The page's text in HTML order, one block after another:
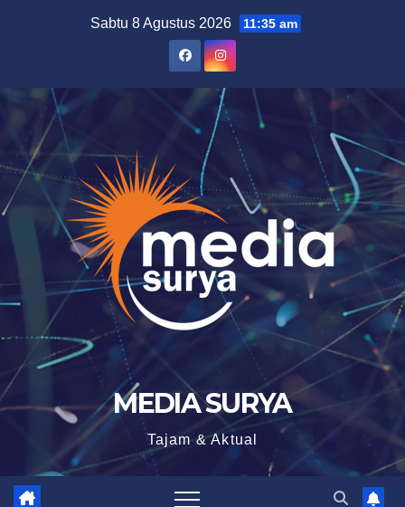
Sabtu 8 Agustus 2026 11:35 am
MEDIA SURYA
Tajam & Aktual